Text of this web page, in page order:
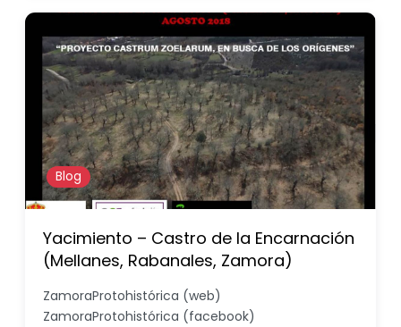
Blog
Yacimiento – Castro de la Encarnación
(Mellanes, Rabanales, Zamora)
ZamoraProtohistórica (web)
ZamoraProtohistórica (facebook)